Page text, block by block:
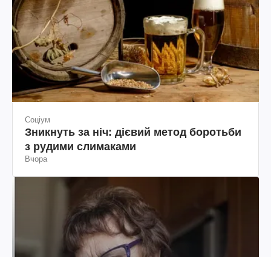
Соціум
Зникнуть за ніч: дієвий метод боротьби
з рудими слимаками
Вчора